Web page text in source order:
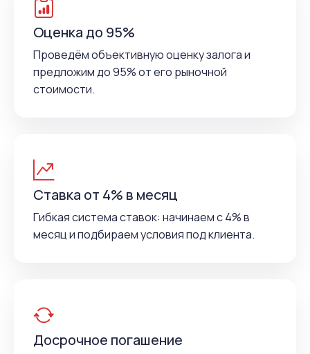
Оценка до 95%
Проведём объективную оценку залога и
предложим до 95% от его рыночной
стоимости.
Ставка от 4% в месяц
Гибкая система ставок: начинаем с 4% в
месяц и подбираем условия под клиента.
Досрочное погашение